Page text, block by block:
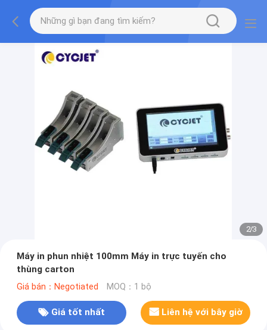
2/3
Máy in phun nhiệt 100mm Máy in trực tuyến cho
thùng carton
Giá bán：Negotiated MOQ：1 bộ
Giá tốt nhất Liên hệ với bây giờ